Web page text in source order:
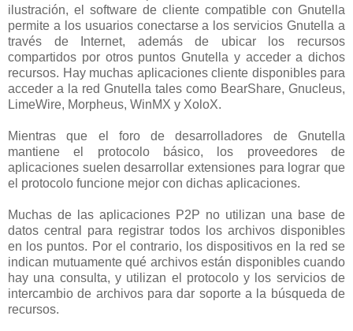
ilustración, el software de cliente compatible con Gnutella
permite a los usuarios conectarse a los servicios Gnutella a
través de Internet, además de ubicar los recursos
compartidos por otros puntos Gnutella y acceder a dichos
recursos. Hay muchas aplicaciones cliente disponibles para
acceder a la red Gnutella tales como BearShare, Gnucleus,
LimeWire, Morpheus, WinMX y XoloX.
Mientras que el foro de desarrolladores de Gnutella
mantiene el protocolo básico, los proveedores de
aplicaciones suelen desarrollar extensiones para lograr que
el protocolo funcione mejor con dichas aplicaciones.
Muchas de las aplicaciones P2P no utilizan una base de
datos central para registrar todos los archivos disponibles
en los puntos. Por el contrario, los dispositivos en la red se
indican mutuamente qué archivos están disponibles cuando
hay una consulta, y utilizan el protocolo y los servicios de
intercambio de archivos para dar soporte a la búsqueda de
recursos.